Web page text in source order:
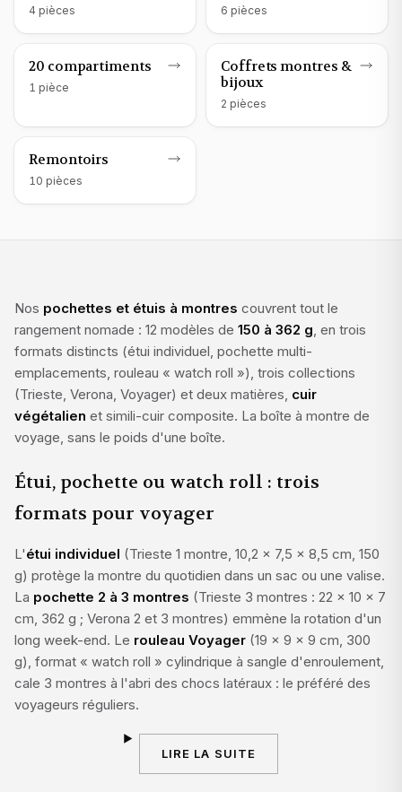
4 pièces 6 pièces
Rangement montres
20 compartiments
1 pièce
Rangement montres
Coffrets montres &
bijoux
2 pièces
Rangement montres
Remontoirs
10 pièces
Nos pochettes et étuis à montres couvrent tout le
rangement nomade : 12 modèles de 150 à 362 g, en trois
formats distincts (étui individuel, pochette multi-
emplacements, rouleau « watch roll »), trois collections
(Trieste, Verona, Voyager) et deux matières, cuir
végétalien et simili-cuir composite. La boîte à montre de
voyage, sans le poids d'une boîte.
Étui, pochette ou watch roll : trois
formats pour voyager
L'étui individuel (Trieste 1 montre, 10,2 × 7,5 × 8,5 cm, 150
g) protège la montre du quotidien dans un sac ou une valise.
La pochette 2 à 3 montres (Trieste 3 montres : 22 × 10 × 7
cm, 362 g ; Verona 2 et 3 montres) emmène la rotation d'un
long week-end. Le rouleau Voyager (19 × 9 × 9 cm, 300
g), format « watch roll » cylindrique à sangle d'enroulement,
cale 3 montres à l'abri des chocs latéraux : le préféré des
voyageurs réguliers.
LIRE LA SUITE